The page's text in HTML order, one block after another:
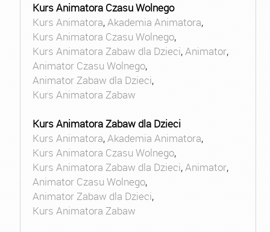
Kurs Animatora Czasu Wolnego
Kurs Animatora,Akademia Animatora,
Kurs Animatora Czasu Wolnego,
Kurs Animatora Zabaw dla Dzieci,Animator,
Animator Czasu Wolnego,
Animator Zabaw dla Dzieci,
Kurs Animatora Zabaw
Kurs Animatora Zabaw dla Dzieci
Kurs Animatora,Akademia Animatora,
Kurs Animatora Czasu Wolnego,
Kurs Animatora Zabaw dla Dzieci,Animator,
Animator Czasu Wolnego,
Animator Zabaw dla Dzieci,
Kurs Animatora Zabaw